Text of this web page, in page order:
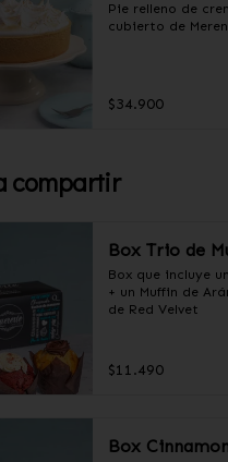
Pie relleno de
cubierto de
$34.900
compartir
Box Trio de
Box que incluye
+ un Muffin de
de Red Velvet
$11.490
Box